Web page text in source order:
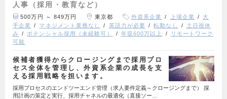
人事（採用・教育など）
500万円 ～ 849万円 東京都 外資系企業 上場企業
大
手企業
マネジメント業務なし 英語力が必要 転勤なし
土日祝休
み
ポテンシャル採用（未経験可） 年収600万以上
リモートワーク
可能
候補者獲得からクロージングまで採用プロ
セス全体を管理し、外資系企業の成長を支
える採用戦略を担います。
採用プロセスのエンドツーエンド管理（求人要件定義～クロージングまで） 採
用計画の策定と実行、採用チャネルの最適化（直接ソー…